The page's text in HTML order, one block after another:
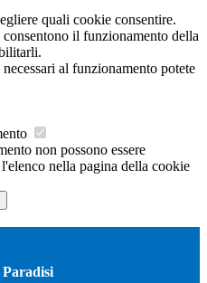
quali cookie consentire.
il funzionamento della
al funzionamento potete
non possono essere
nella pagina della cookie